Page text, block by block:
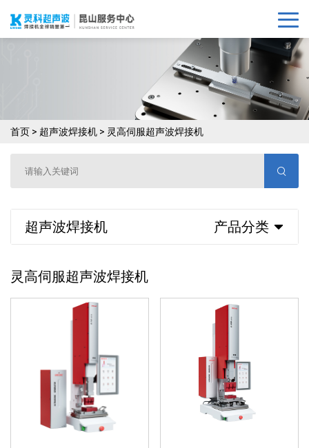
首页 > 超声波焊接机 > 灵高伺服超声波焊接机
超声波焊接机 产品分类
灵高伺服超声波焊接机